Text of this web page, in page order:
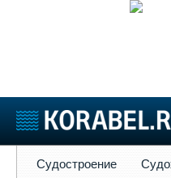
Судостроение